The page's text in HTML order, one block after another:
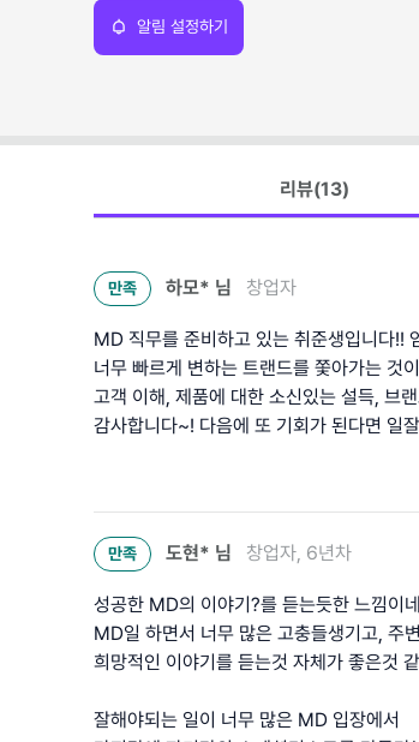
알림 설정하기
리뷰(13)
만족 하모* 님 창업자
MD 직무를 준비하고 있는 취준생입니다!!
너무 빠르게 변하는 트랜드를 쫓아가는 것
고객 이해, 제품에 대한 소신있는 설득, 브
감사합니다~! 다음에 또 기회가 된다면 일
만족 도현* 님 창업자, 6년차
성공한 MD의 이야기?를 듣는듯한 느낌이
MD일 하면서 너무 많은 고충들생기고, 주
희망적인 이야기를 듣는것 자체가 좋은것
잘해야되는 일이 너무 많은 MD 입장에서